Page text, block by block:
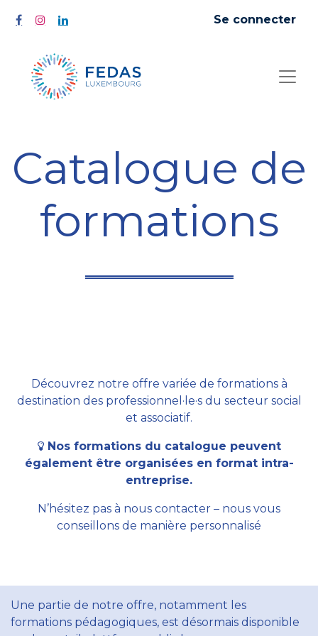
Se connecter
Catalogue de
formations
Découvrez notre offre variée de formations à
destination des professionnel·le·s du secteur social
et associatif.
Nos formations du catalogue peuvent
également être organisées en format intra-
entreprise.
N’hésitez pas à nous contacter – nous vous
conseillons de manière personnalisé
Une partie de notre offre, notamment les
formations pédagogiques, est désormais disponible